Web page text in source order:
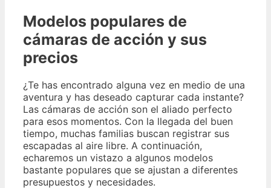
Modelos populares de
cámaras de acción y sus
precios
¿Te has encontrado alguna vez en medio de una
aventura y has deseado capturar cada instante?
Las cámaras de acción son el aliado perfecto
para esos momentos. Con la llegada del buen
tiempo, muchas familias buscan registrar sus
escapadas al aire libre. A continuación,
echaremos un vistazo a algunos modelos
bastante populares que se ajustan a diferentes
presupuestos y necesidades.